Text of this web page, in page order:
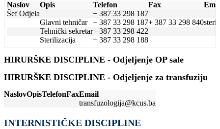
Naslov Opis Telefon Fax
Šef Odjela
+ 387 33 298 187
Glavni tehničar
+ 387 33 298 187+ 387 33 298 840
Tehnički sekretar+ 387 33 298 422
Sterilizacija
+ 387 33 298 188
HIRURŠKE DISCIPLINE - Odjeljenje OP sale
HIRURŠKE DISCIPLINE - Odjeljenje za transfuziju
NaslovOpisTelefonFaxEmail
transfuzologija@kcus.ba
INTERNISTIČKE DISCIPLINE